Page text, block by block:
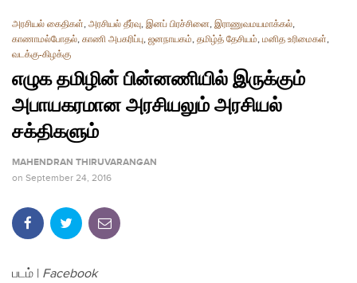
அரசியல் கைதிகள், அரசியல் தீர்வு, இனப் பிரச்சினை, இராணுவமயமாக்கல்,
காணாமல்போதல், காணி அபகரிப்பு, ஜனநாயகம், தமிழ்த் தேசியம், மனித உரிமைகள்,
வடக்கு-கிழக்கு
எழுக தமிழின் பின்னணியில் இருக்கும்
அபாயகரமான அரசியலும் அரசியல்
சக்திகளும்
MAHENDRAN THIRUVARANGAN
on September 24, 2016
படம் | Facebook